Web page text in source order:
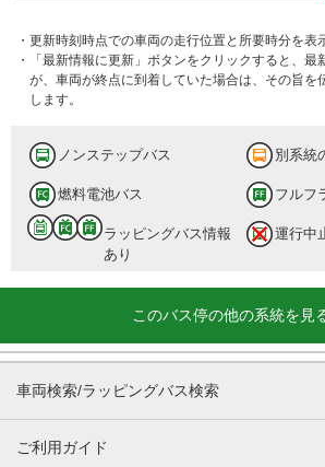
・更新時刻時点での車両の走行位置と所要時分を表
・「最新情報に更新」ボタンをクリックすると、最
が、車両が終点に到着していた場合は、その旨を
します。
ノンステップバス 別系統
燃料電池バス フルフ
ラッピングバス情報
あり
運行中
このバス停の他の系統を見
車両検索/ラッピングバス検索
ご利用ガイド